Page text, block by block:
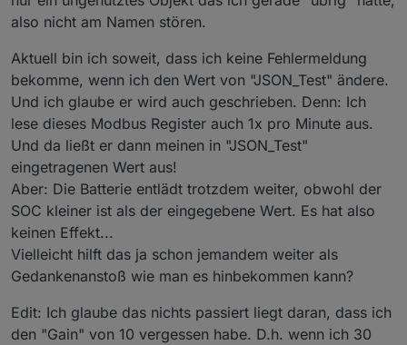
also nicht am Namen stören.
Aktuell bin ich soweit, dass ich keine Fehlermeldung
bekomme, wenn ich den Wert von "JSON_Test" ändere.
Und ich glaube er wird auch geschrieben. Denn: Ich
lese dieses Modbus Register auch 1x pro Minute aus.
Und da ließt er dann meinen in "JSON_Test"
eingetragenen Wert aus!
Aber: Die Batterie entlädt trotzdem weiter, obwohl der
SOC kleiner ist als der eingegebene Wert. Es hat also
keinen Effekt...
Vielleicht hilft das ja schon jemandem weiter als
Gedankenanstoß wie man es hinbekommen kann?
Edit: Ich glaube das nichts passiert liegt daran, dass ich
den "Gain" von 10 vergessen habe. D.h. wenn ich 30